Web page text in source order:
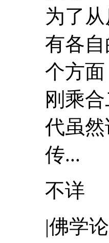
为了
有各
个方
刚乘
代虽
传...
不详
|佛学